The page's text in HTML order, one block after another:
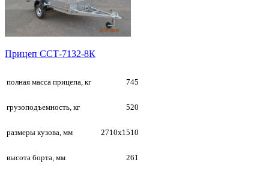
Прицеп ССТ-7132-8К
полная масса прицепа, кг 745
грузоподъемность, кг 520
размеры кузова, мм 2710х1510
высота борта, мм 261